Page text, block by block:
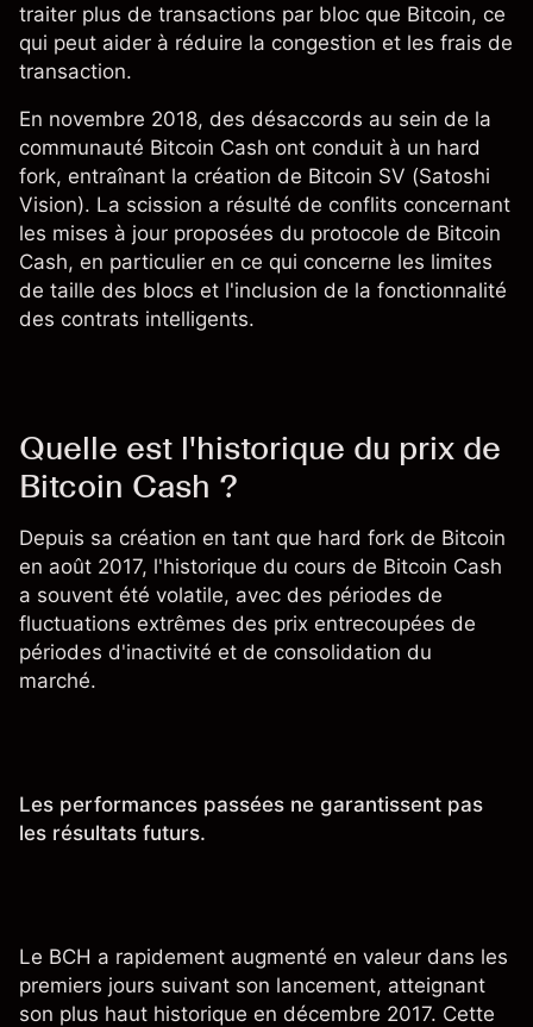
traiter plus de transactions par bloc que Bitcoin, ce
qui peut aider à réduire la congestion et les frais de
transaction.
En novembre 2018, des désaccords au sein de la
communauté Bitcoin Cash ont conduit à un hard
fork, entraînant la création de Bitcoin SV (Satoshi
Vision). La scission a résulté de conflits concernant
les mises à jour proposées du protocole de Bitcoin
Cash, en particulier en ce qui concerne les limites
de taille des blocs et l'inclusion de la fonctionnalité
des contrats intelligents.
Quelle est l'historique du prix de
Bitcoin Cash ?
Depuis sa création en tant que hard fork de Bitcoin
en août 2017, l'historique du cours de Bitcoin Cash
a souvent été volatile, avec des périodes de
fluctuations extrêmes des prix entrecoupées de
périodes d'inactivité et de consolidation du
marché.
Les performances passées ne garantissent pas
les résultats futurs.
Le BCH a rapidement augmenté en valeur dans les
premiers jours suivant son lancement, atteignant
son plus haut historique en décembre 2017. Cette